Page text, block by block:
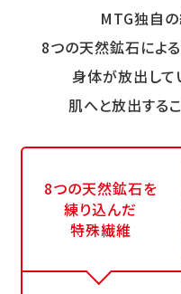
MTG独自の
8つの天然鉱石によ
身体が放出して
肌へと放出する
8つの天然鉱石を
練り込んだ
特殊繊維